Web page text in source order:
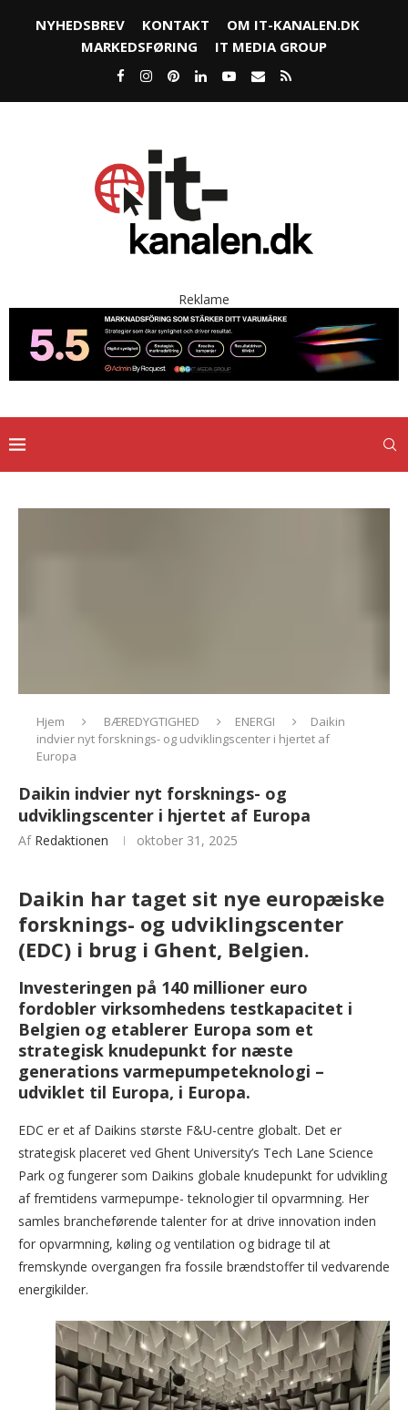
NYHEDSBREV KONTAKT
OM IT-KANALEN.DK
MARKEDSFØRING
IT MEDIA GROUP
Reklame
Hjem BÆREDYGTIGHED ENERGI
Daikin
indvier nyt forsknings- og udviklingscenter i hjertet af
Europa
Daikin indvier nyt forsknings- og
udviklingscenter i hjertet af Europa
Af Redaktionen oktober 31, 2025
Daikin har taget sit nye europæiske
forsknings- og udviklingscenter
(EDC) i brug i Ghent, Belgien.
Investeringen på 140 millioner euro
fordobler virksomhedens testkapacitet i
Belgien og etablerer Europa som et
strategisk knudepunkt for næste
generations varmepumpeteknologi –
udviklet til Europa, i Europa.
EDC er et af Daikins største F&U-centre globalt. Det er
strategisk placeret ved Ghent University’s Tech Lane Science
Park og fungerer som Daikins globale knudepunkt for udvikling
af fremtidens varmepumpe- teknologier til opvarmning. Her
samles brancheførende talenter for at drive innovation inden
for opvarmning, køling og ventilation og bidrage til at
fremskynde overgangen fra fossile brændstoffer til vedvarende
energikilder.